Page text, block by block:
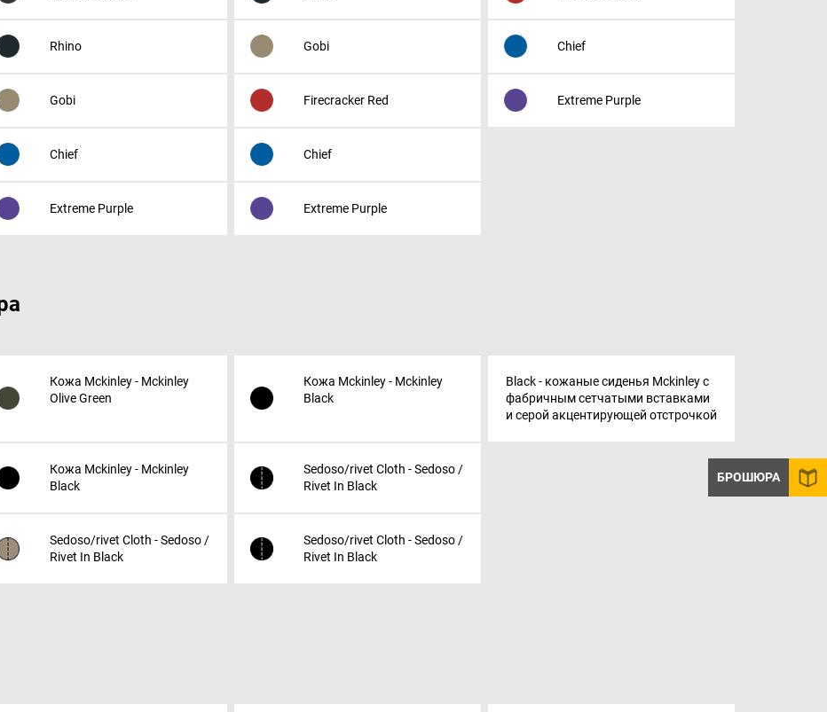
БРОШЮРА
Rhino Gobi Chief
Gobi Firecracker Red Extreme Purple
Chief Chief
Extreme Purple Extreme Purple
Кожа Mckinley - Mckinley
Olive Green
Кожа Mckinley - Mckinley
Black
Black - кожаные сиденья Mckinley с
фабричным сетчатыми вставками
и серой акцентирующей отстрочкой
Кожа Mckinley - Mckinley
Black
Sedoso/rivet Cloth - Sedoso /
Rivet In Black
Sedoso/rivet Cloth - Sedoso /
Rivet In Black
Sedoso/rivet Cloth - Sedoso /
Rivet In Black